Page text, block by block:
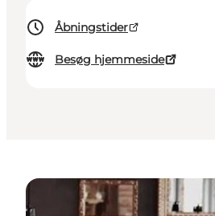
Åbningstider
Besøg hjemmeside